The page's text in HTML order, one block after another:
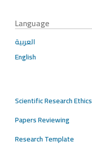
Language
العربية
English
Scientific Research Ethics
Papers Reviewing
Research Template